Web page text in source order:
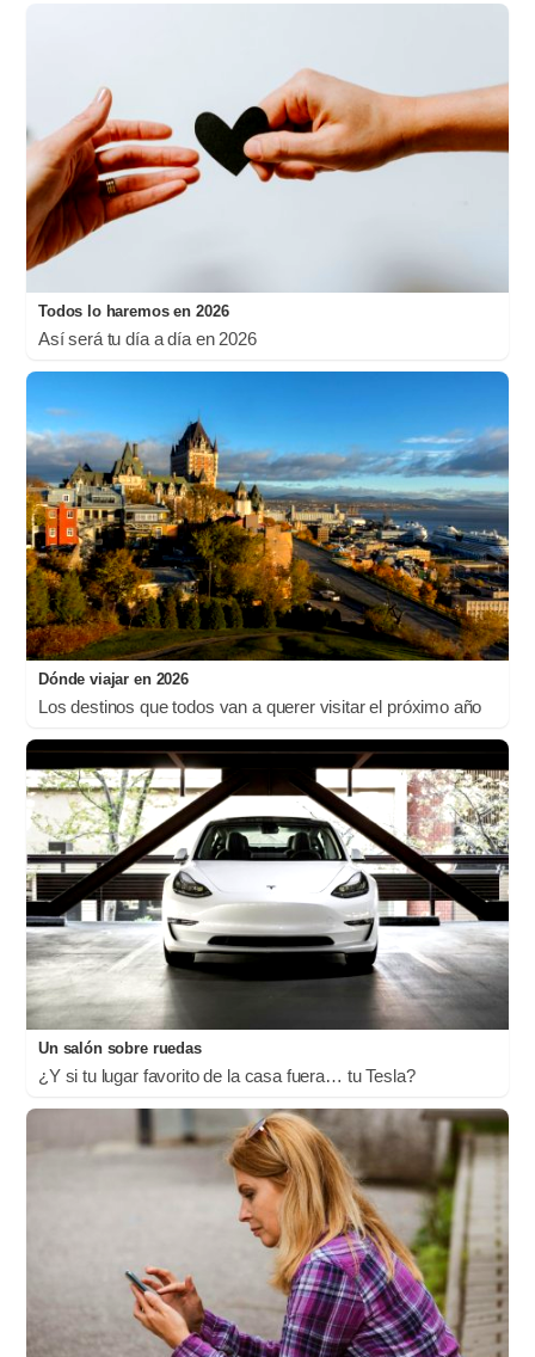
Todos lo haremos en 2026
Así será tu día a día en 2026
Dónde viajar en 2026
Los destinos que todos van a querer visitar el próximo año
Un salón sobre ruedas
¿Y si tu lugar favorito de la casa fuera… tu Tesla?